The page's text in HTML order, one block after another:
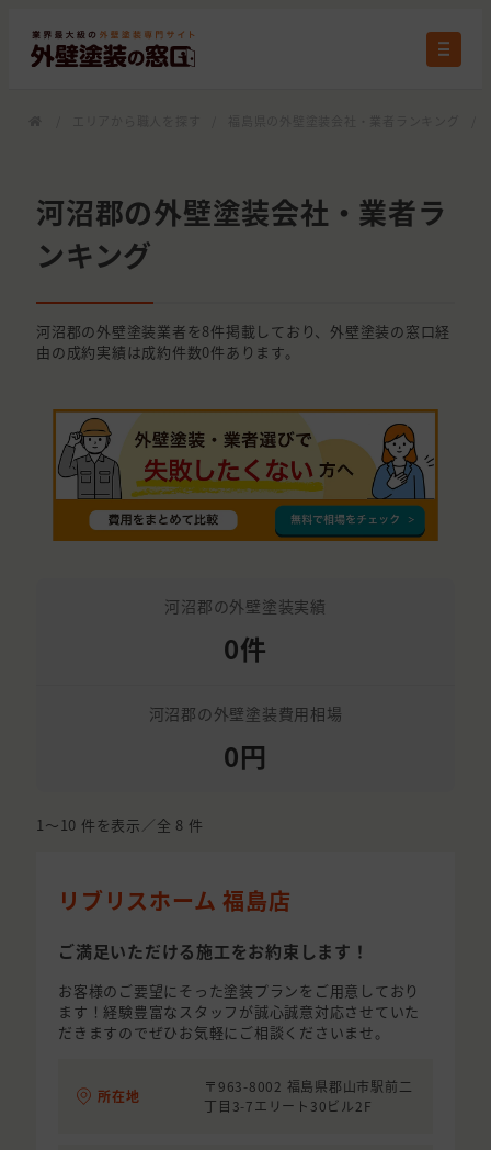
河沼郡の外壁塗装会社・業者ラ
ンキング
河沼郡の外壁塗装業者を8件掲載しており、外壁塗装の窓口経
由の成約実績は成約件数0件あります。
河沼郡の外壁塗装実績
0件
河沼郡の外壁塗装費用相場
0円
1〜10 件を表示／全 8 件
リブリスホーム 福島店
ご満足いただける施工をお約束します！
お客様のご要望にそった塗装プランをご用意しており
ます！経験豊富なスタッフが誠心誠意対応させていた
だきますのでぜひお気軽にご相談くださいませ。
所在地
〒963-8002 福島県郡山市駅前二
丁目3-7エリート30ビル2F